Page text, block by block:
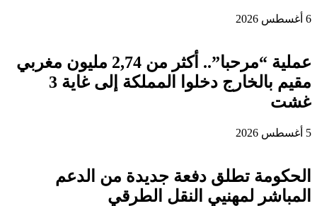
6 أغسطس 2026
عملية “مرحبا”.. أكثر من 2,74 مليون مغربي
مقيم بالخارج دخلوا المملكة إلى غاية 3
غشت
5 أغسطس 2026
الحكومة تطلق دفعة جديدة من الدعم
المباشر لمهنيي النقل الطرقي